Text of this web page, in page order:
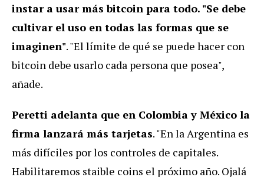
instar a usar más bitcoin para todo. "Se debe
cultivar el uso en todas las formas que se
imaginen". "El límite de qué se puede hacer con
bitcoin debe usarlo cada persona que posea",
añade.
Peretti adelanta que en Colombia y México la
firma lanzará más tarjetas. "En la Argentina es
más difíciles por los controles de capitales.
Habilitaremos staible coins el próximo año. Ojalá